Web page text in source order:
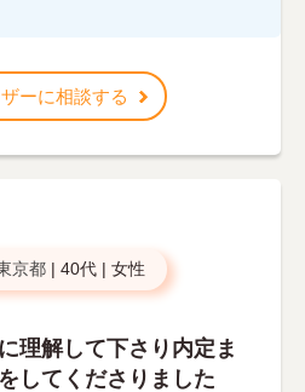
ーに相談する
京都 | 40代 | 女性
理解して下さり内定ま
してくださりました